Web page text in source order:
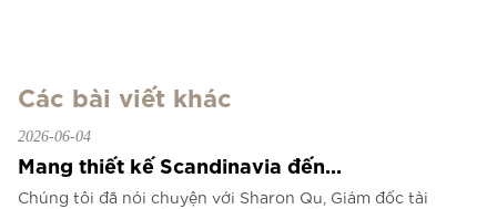
Các bài viết khác
2026-06-04
Mang thiết kế Scandinavia đến...
Chúng tôi đã nói chuyện với Sharon Qu, Giám đốc tài